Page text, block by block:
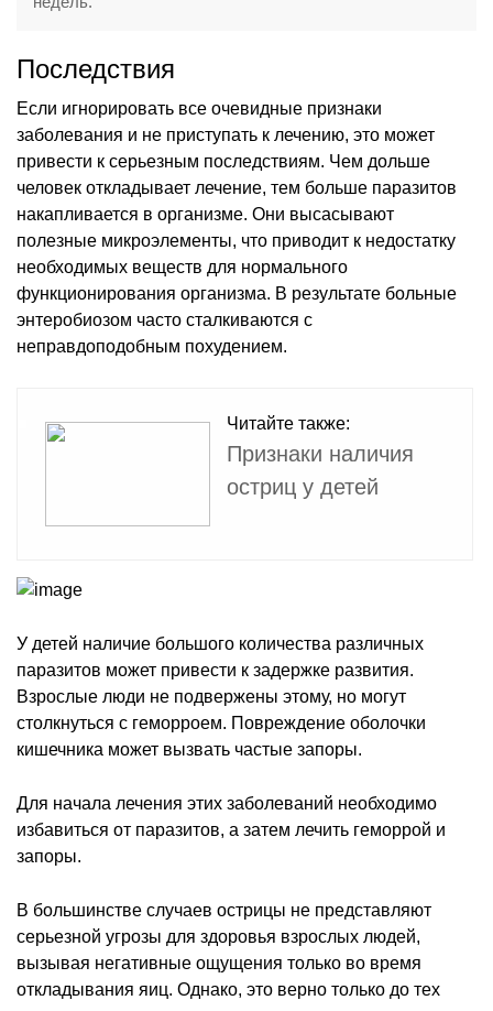
Последствия
Если игнорировать все очевидные признаки
заболевания и не приступать к лечению, это может
привести к серьезным последствиям. Чем дольше
человек откладывает лечение, тем больше паразитов
накапливается в организме. Они высасывают
полезные микроэлементы, что приводит к недостатку
необходимых веществ для нормального
функционирования организма. В результате больные
энтеробиозом часто сталкиваются с
неправдоподобным похудением.
Читайте также:
Признаки наличия
остриц у детей
У детей наличие большого количества различных
паразитов может привести к задержке развития.
Взрослые люди не подвержены этому, но могут
столкнуться с геморроем. Повреждение оболочки
кишечника может вызвать частые запоры.
Для начала лечения этих заболеваний необходимо
избавиться от паразитов, а затем лечить геморрой и
запоры.
В большинстве случаев острицы не представляют
серьезной угрозы для здоровья взрослых людей,
вызывая негативные ощущения только во время
откладывания яиц. Однако, это верно только до тех